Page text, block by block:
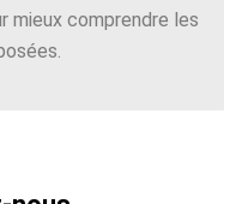
mieux comprendre les